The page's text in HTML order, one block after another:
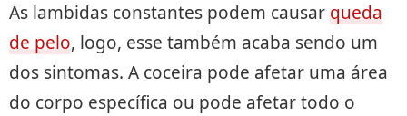
As lambidas constantes podem causarqueda
de pelo, logo, esse também acaba sendo um
dos sintomas. A coceira pode afetar uma área
do corpo específica ou pode afetar todo o